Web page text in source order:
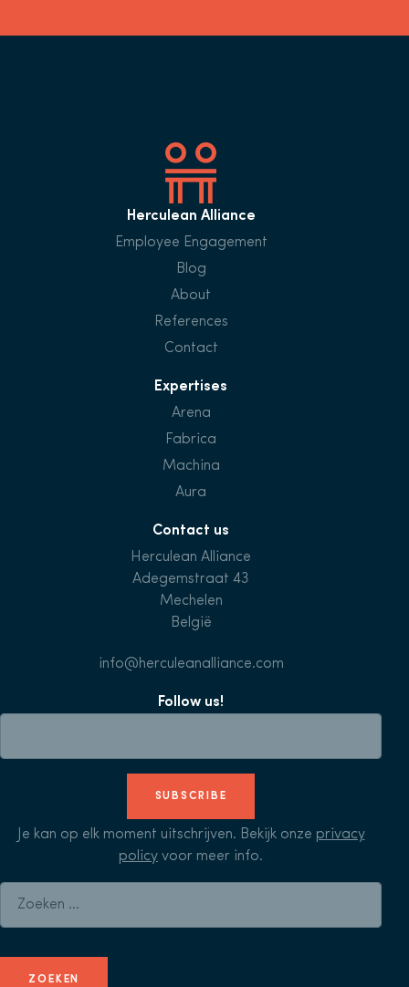
Herculean Alliance
Employee Engagement
Blog
About
References
Contact
Expertises
Arena
Fabrica
Machina
Aura
Contact us
Herculean Alliance
Adegemstraat 43
Mechelen
België
info@herculeanalliance.com
Follow us!
SUBSCRIBE
Je kan op elk moment uitschrijven. Bekijk onze privacy
policy voor meer info.